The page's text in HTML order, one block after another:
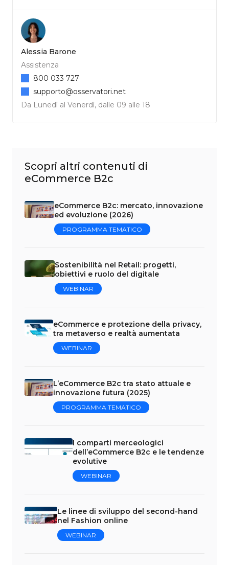
Alessia Barone
Assistenza
Da Lunedì al Venerdì, dalle 09 alle 18
800 033 727
supporto@osservatori.net
Scopri altri contenuti di
eCommerce B2c
eCommerce B2c: mercato, innovazione
ed evoluzione (2026)
PROGRAMMA TEMATICO
Sostenibilità nel Retail: progetti,
obiettivi e ruolo del digitale
WEBINAR
eCommerce e protezione della privacy,
tra metaverso e realtà aumentata
WEBINAR
L’eCommerce B2c tra stato attuale e
innovazione futura (2025)
PROGRAMMA TEMATICO
I comparti merceologici
dell’eCommerce B2c e le tendenze
evolutive
WEBINAR
Le linee di sviluppo del second-hand
nel Fashion online
WEBINAR